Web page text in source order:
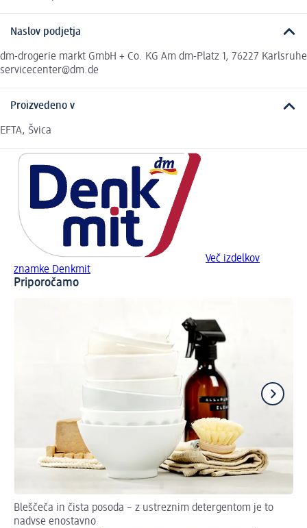
Naslov podjetja
dm-drogerie markt GmbH + Co. KG Am dm-Platz 1, 76227 Karlsruhe
servicecenter@dm.de
Proizvedeno v
EFTA, Švica
Več izdelkov
znamke Denkmit
Priporočamo
Bleščeča in čista posoda – z ustreznim detergentom je to
nadvse enostavno